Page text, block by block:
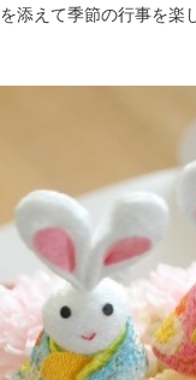
添えて季節の行事を楽